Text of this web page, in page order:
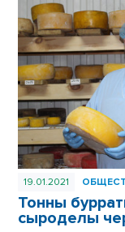
19.01.2021
Тонны
сыроделы